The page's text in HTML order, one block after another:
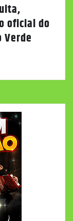
oficial do
Verde